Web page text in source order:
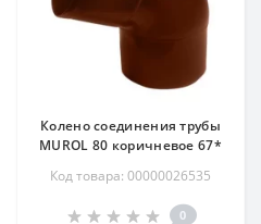
Колено соединения трубы
MUROL 80 коричневое 67*
Код товара: 00000026535
0